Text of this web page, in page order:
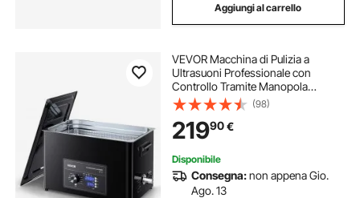
Aggiungi al carrello
VEVOR Macchina di Pulizia a
Ultrasuoni Professionale con
Controllo Tramite Manopola
Rotante, Capacita di 30 L con
Cestello e Sfera di Pulizia, Pulitore a
Ultrasuoni per Orologi, Rasoi,
Gioielli
(98)
21990€
Disponibile
Consegna:non appena Gio.
Ago. 13